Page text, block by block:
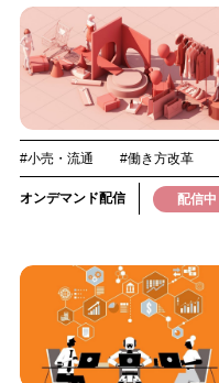
#小売・流通 #働き方改革
オンデマンド配信 配信中